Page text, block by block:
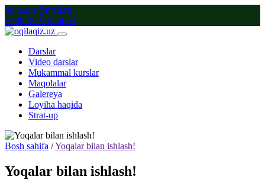
oqila.qiz@mail.ru
+998-90-903-6003
Darslar
Video darslar
Mukammal kurslar
Maqolalar
Galereya
Loyiha haqida
Strat-up
Bosh sahifa /Yoqalar bilan ishlash!
Yoqalar bilan ishlash!